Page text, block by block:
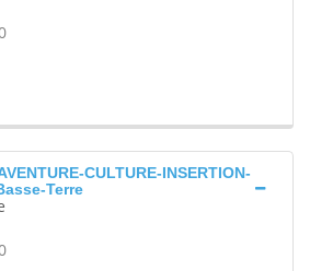
CULTURE-INSERTION-
Terre